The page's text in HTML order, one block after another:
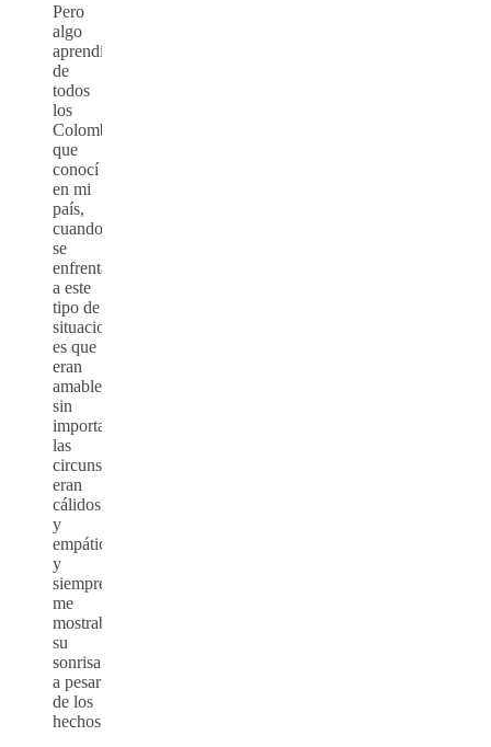
Pero
algo
aprendi
de
todos
los
Colombianos
que
conocí
en mi
país,
cuando
se
enfrentaban
a este
tipo de
situaciones,
es que
eran
amables
sin
importar
las
circunstancias,
eran
cálidos
y
empáticos,
y
siempre
me
mostraban
su
sonrisa
a pesar
de los
hechos.